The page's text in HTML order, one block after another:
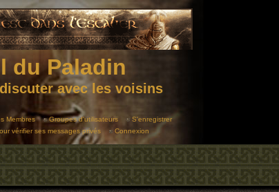
du Paladin
avec les voisins
Membres Groupes d'utilisateurs
S'enregistrer
vérifier ses messages privés Connexion